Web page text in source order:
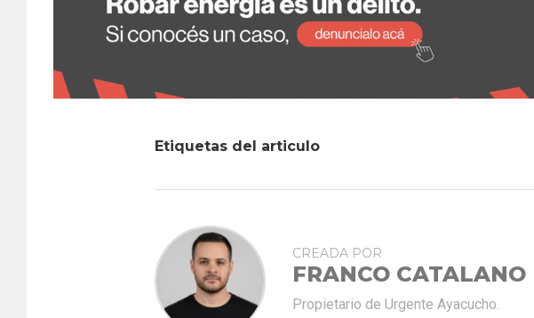
Etiquetas del articulo
CREADA POR
FRANCO CATALANO
Propietario de Urgente Ayacucho.